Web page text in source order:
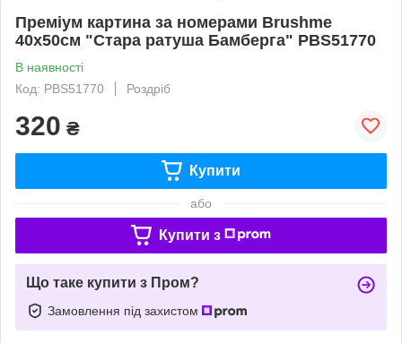
Преміум картина за номерами Brushme
40x50см "Стара ратуша Бамберга" PBS51770
В наявності
Код: PBS51770
Роздріб
320 ₴
Купити
або
Купити з
Що таке купити з Пром?
Замовлення під захистом